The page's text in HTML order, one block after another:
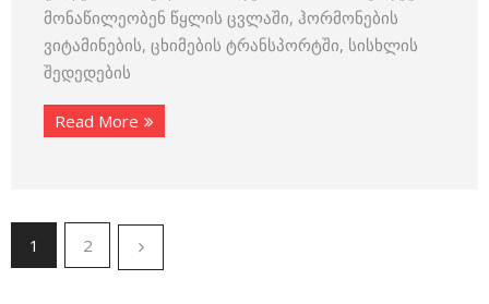
მონაწილეობენ წყლის ცვლაში, ჰორმონების
ვიტამინების, ცხიმების ტრანსპორტში, სისხლის
შედედების
Read More
1 2